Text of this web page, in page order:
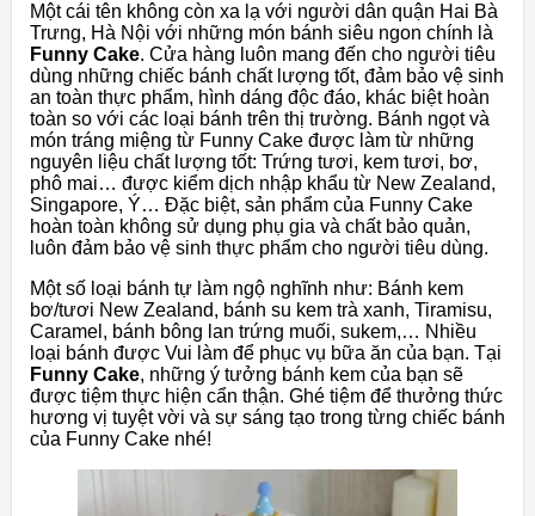
Một cái tên không còn xa lạ với người dân quận Hai Bà
Trưng, ​​Hà Nội với những món bánh siêu ngon chính là
Funny Cake. Cửa hàng luôn mang đến cho người tiêu
dùng những chiếc bánh chất lượng tốt, đảm bảo vệ sinh
an toàn thực phẩm, hình dáng độc đáo, khác biệt hoàn
toàn so với các loại bánh trên thị trường. Bánh ngọt và
món tráng miệng từ Funny Cake được làm từ những
nguyên liệu chất lượng tốt: Trứng tươi, kem tươi, bơ,
phô mai… được kiểm dịch nhập khẩu từ New Zealand,
Singapore, Ý… Đặc biệt, sản phẩm của Funny Cake
hoàn toàn không sử dụng phụ gia và chất bảo quản,
luôn đảm bảo vệ sinh thực phẩm cho người tiêu dùng.
Một số loại bánh tự làm ngộ nghĩnh như: Bánh kem
bơ/tươi New Zealand, bánh su kem trà xanh, Tiramisu,
Caramel, bánh bông lan trứng muối, sukem,… Nhiều
loại bánh được Vui làm để phục vụ bữa ăn của bạn. Tại
Funny Cake, những ý tưởng bánh kem của bạn sẽ
được tiệm thực hiện cẩn thận. Ghé tiệm để thưởng thức
hương vị tuyệt vời và sự sáng tạo trong từng chiếc bánh
của Funny Cake nhé!